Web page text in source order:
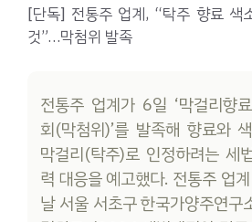
[단독] 전통주 업계, “탁주 향료 색
것”…막첨위 발족
전통주 업계가 6일 ‘막걸리향
회(막첨위)’를 발족해 향료와
막걸리(탁주)로 인정하려는 세
력 대응을 예고했다. 전통주 업
날 서울 서초구 한국가양주연구